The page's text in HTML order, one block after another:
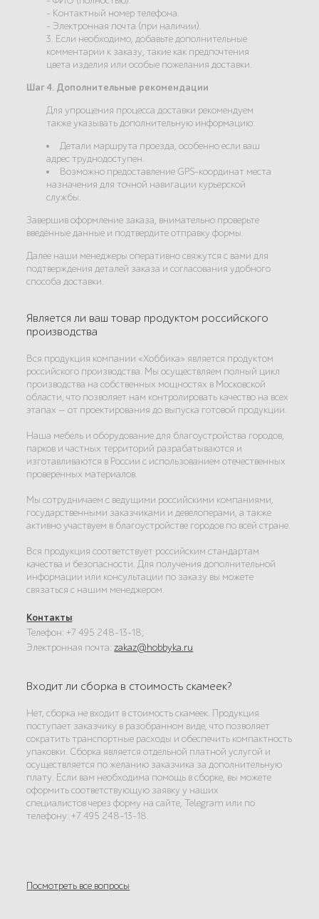
- Контактный номер телефона.
- Электронная почта (при наличии).
3. Если необходимо, добавьте дополнительные
комментарии к заказу, такие как предпочтения
цвета изделия или особые пожелания доставки.
Шаг 4. Дополнительные рекомендации
Для упрощения процесса доставки рекомендуем
также указывать дополнительную информацию:
Детали маршрута проезда, особенно если ваш
адрес труднодоступен.
Возможно предоставление GPS-координат места
назначения для точной навигации курьерской
службы.
Завершив оформление заказа, внимательно проверьте
введённые данные и подтвердите отправку формы.
Далее наши менеджеры оперативно свяжутся с вами для
подтверждения деталей заказа и согласования удобного
способа доставки.
Является ли ваш товар продуктом российского
производства
Вся продукция компании «Хоббика» является продуктом
российского производства. Мы осуществляем полный цикл
производства на собственных мощностях в Московской
области, что позволяет нам контролировать качество на всех
этапах — от проектирования до выпуска готовой продукции.
Наша мебель и оборудование для благоустройства городов,
парков и частных территорий разрабатываются и
изготавливаются в России с использованием отечественных
проверенных материалов.
Мы сотрудничаем с ведущими российскими компаниями,
государственными заказчиками и девелоперами, а также
активно участвуем в благоустройстве городов по всей стране.
Вся продукция соответствует российским стандартам
качества и безопасности. Для получения дополнительной
информации или консультации по заказу вы можете
связаться с нашим менеджером.
Контакты:
Телефон: +7 495 248-13-18;
Электронная почта:zakaz@hobbyka.ru
Входит ли сборка в стоимость скамеек?
Нет, сборка не входит в стоимость скамеек. Продукция
поступает заказчику в разобранном виде, что позволяет
сократить транспортные расходы и обеспечить компактность
упаковки. Сборка является отдельной платной услугой и
осуществляется по желанию заказчика за дополнительную
плату. Если вам необходима помощь в сборке, вы можете
оформить соответствующую заявку у наших
специалистов через форму на сайте, Telegram или по
телефону: +7 495 248-13-18.
Посмотреть все вопросы